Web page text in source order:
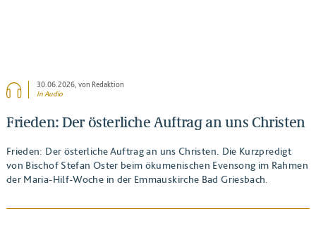
30.06.2026, von Redaktion
In Audio
Frieden: Der österliche Auftrag an uns Christen
Frieden: Der österliche Auftrag an uns Christen. Die Kurzpredigt
von Bischof Stefan Oster beim ökumenischen Evensong im Rahmen
der Maria-Hilf-Woche in der Emmauskirche Bad Griesbach.